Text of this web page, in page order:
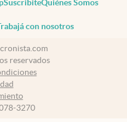
SuscribiteQuiénes Somos
con nosotros
reservados
3270